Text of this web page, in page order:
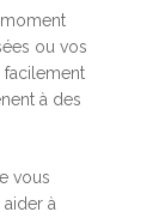
ou vos
à des
vous
à